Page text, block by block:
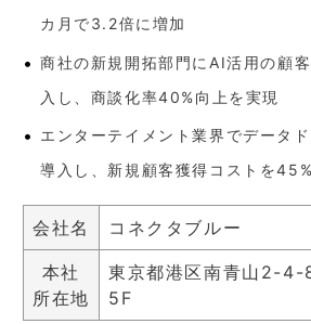
カ月で3.2倍に増加
商社の新規開拓部門にAI活用の顧
入し、商談化率40%向上を実現
エンターテイメント業界でデータ
導入し、新規顧客獲得コストを
会社名 コネクタブルー
本社
所在地
東京都港区南青山2-4-
5F